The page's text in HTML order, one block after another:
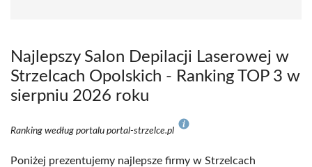
Najlepszy Salon Depilacji Laserowej w
Strzelcach Opolskich - Ranking TOP 3 w
sierpniu 2026 roku
Ranking według portalu portal-strzelce.pl
Poniżej prezentujemy najlepsze firmy w Strzelcach